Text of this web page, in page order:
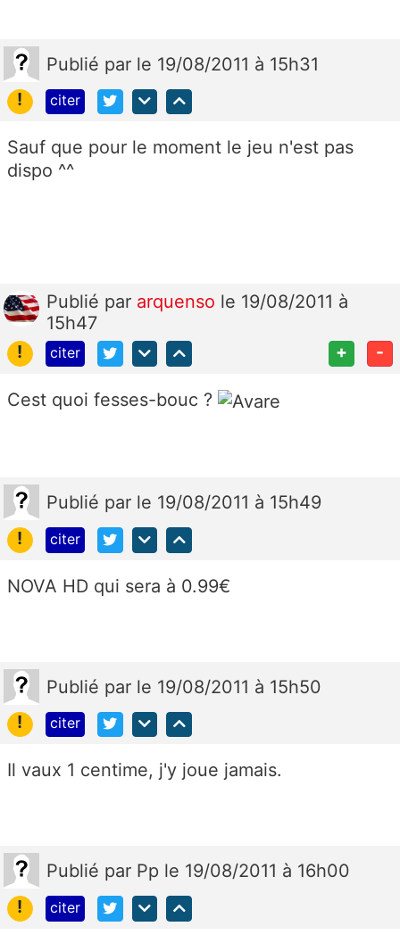
Publié par le 19/08/2011 à 15h31
!
citer
Sauf que pour le moment le jeu n'est pas
dispo ^^
Publié par arquenso le 19/08/2011 à
15h47
!
citer + -
Cest quoi fesses-bouc ?
Publié par le 19/08/2011 à 15h49
!
citer
NOVA HD qui sera à 0.99€
Publié par le 19/08/2011 à 15h50
!
citer
Il vaux 1 centime, j'y joue jamais.
Publié par Pp le 19/08/2011 à 16h00
!
citer